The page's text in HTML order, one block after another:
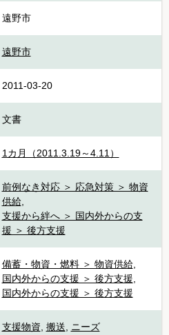
遠野市
遠野市
2011-03-20
文書
1カ月（2011.3.19～4.11）
前例なき対応 ＞ 応急対策 ＞ 物資
供給,
支援から絆へ ＞ 国内外からの支
援 ＞ 後方支援
備蓄・物資・燃料 ＞ 物資供給,
国内外からの支援 ＞ 後方支援
国内外からの支援 ＞ 後方支援
支援物資 搬送 ニーズ